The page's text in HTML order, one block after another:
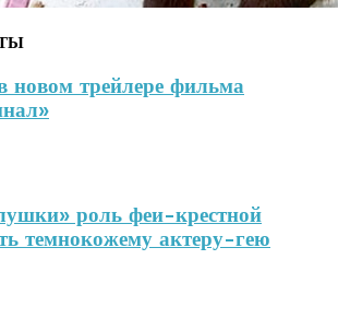
новом трейлере фильма
роль феи-крестной
темнокожему актеру-гею